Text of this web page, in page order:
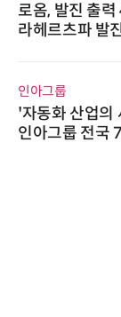
로옴, 발진 출력
라헤르츠파 발
인아그룹
'자동화 산업
인아그룹 전국